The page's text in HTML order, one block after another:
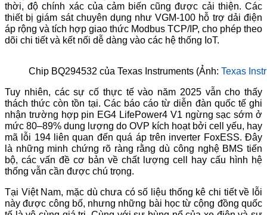
thời, độ chính xác của cảm biến cũng được cải thiện. Các
thiết bị giám sát chuyên dụng như VGM-100 hỗ trợ dải điện
áp rộng và tích hợp giao thức Modbus TCP/IP, cho phép theo
dõi chi tiết và kết nối dễ dàng vào các hệ thống IoT.
Chip BQ294532 của Texas Instruments (Ảnh: Texas
Tuy nhiên, các sự cố thực tế vào năm 2025 vẫn cho thấy
thách thức còn tồn tại. Các báo cáo từ diễn đàn quốc tế ghi
nhận trường hợp pin EG4 LifePower4 V1 ngừng sạc sớm ở
mức 80–89% dung lượng do OVP kích hoạt bởi cell yếu, hay
mã lỗi 194 liên quan đến quá áp trên inverter FoxESS. Đây
là những minh chứng rõ ràng rằng dù công nghệ BMS tiến
bộ, các vấn đề cơ bản về chất lượng cell hay cấu hình hệ
thống vẫn cần được chú trọng.
Tại Việt Nam, mặc dù chưa có số liệu thống kê chi tiết về lỗi
này được công bố, nhưng những bài học từ cộng đồng quốc